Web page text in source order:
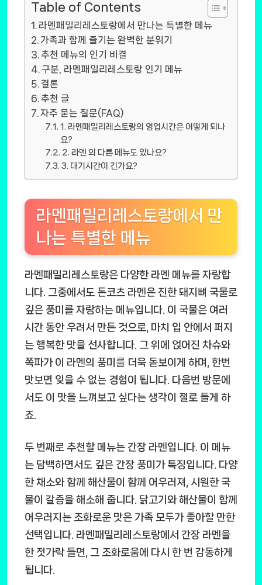
Table of Contents
라멘패밀리레스토랑에서 만나는 특별한 메뉴
가족과 함께 즐기는 완벽한 분위기
추천 메뉴의 인기 비결
구분, 라멘패밀리레스토랑 인기 메뉴
결론
추천 글
자주 묻는 질문(FAQ)
1. 라멘패밀리레스토랑의 영업시간은 어떻게 되나
요?
2. 라멘 외 다른 메뉴도 있나요?
3. 대기시간이 긴가요?
라멘패밀리레스토랑에서 만
나는 특별한 메뉴
라멘패밀리레스토랑은 다양한 라멘 메뉴를 자랑합
니다. 그중에서도 돈코츠 라멘은 진한 돼지뼈 국물로
깊은 풍미를 자랑하는 메뉴입니다. 이 국물은 여러
시간 동안 우려서 만든 것으로, 마치 입 안에서 퍼지
는 행복한 맛을 선사합니다. 그 위에 얹어진 차슈와
쪽파가 이 라멘의 풍미를 더욱 돋보이게 하며, 한번
맛보면 잊을 수 없는 경험이 됩니다. 다음번 방문에
서도 이 맛을 느껴보고 싶다는 생각이 절로 들게 하
죠.
두 번째로 추천할 메뉴는 간장 라멘입니다. 이 메뉴
는 담백하면서도 깊은 간장 풍미가 특징입니다. 다양
한 채소와 함께 해산물이 함께 어우러져, 시원한 국
물이 갈증을 해소해 줍니다. 닭고기와 해산물이 함께
어우러지는 조화로운 맛은 가족 모두가 좋아할 만한
선택입니다. 라멘패밀리레스토랑에서 간장 라멘을
한 젓가락 들면, 그 조화로움에 다시 한 번 감동하게
됩니다.